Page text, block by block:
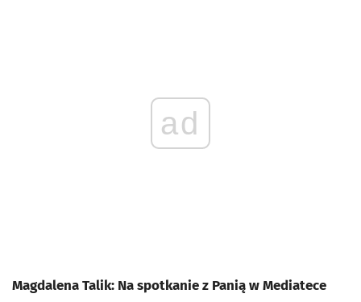
ad
Magdalena Talik: Na spotkanie z Panią w Mediatece